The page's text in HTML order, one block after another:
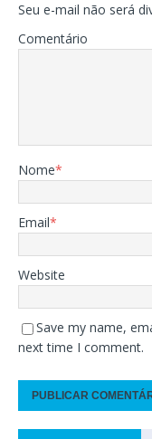
Seu e-mail não será
Comentário
Nome*
Email*
Website
Save my name,
next time I comment.